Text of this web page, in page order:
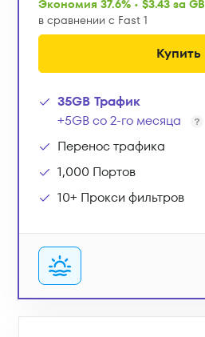
Экономия 37.6% • $3.43 за GB
в сравнении с Fast 1
Купить
35GB Трафик
+5GB со 2-го месяца
Перенос трафика
1,000 Портов
10+ Прокси фильтров